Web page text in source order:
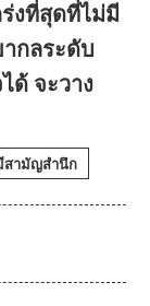
งที่สุดที่ไม่มี
กลระดับ
ด้ จะวาง
สามัญสำนึก